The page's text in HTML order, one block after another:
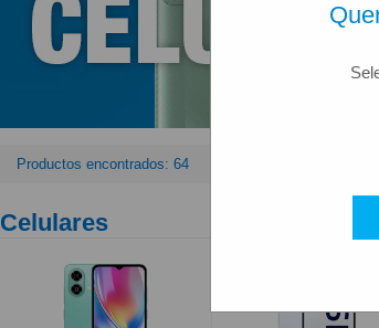
Productos encontrados: 64
Celulares